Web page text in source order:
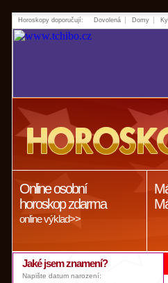
Horoskopy doporučují: Dovolená Domy
Online osobní
horoskop zdarma
online výklad>>
Jaké jsem znamení?
Napište datum narození: